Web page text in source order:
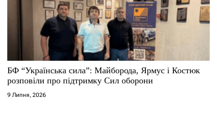
БФ “Українська сила”: Майборода, Ярмус і Костюк
розповіли про підтримку Сил оборони
9 Липня, 2026